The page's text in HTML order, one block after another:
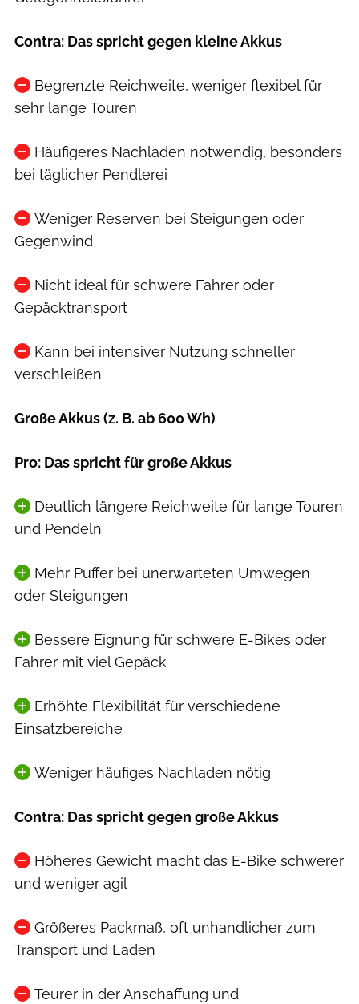
Contra: Das spricht gegen kleine Akkus
Begrenzte Reichweite, weniger flexibel für
sehr lange Touren
Häufigeres Nachladen notwendig, besonders
bei täglicher Pendlerei
Weniger Reserven bei Steigungen oder
Gegenwind
Nicht ideal für schwere Fahrer oder
Gepäcktransport
Kann bei intensiver Nutzung schneller
verschleißen
Große Akkus (z. B. ab 600 Wh)
Pro: Das spricht für große Akkus
Deutlich längere Reichweite für lange Touren
und Pendeln
Mehr Puffer bei unerwarteten Umwegen
oder Steigungen
Bessere Eignung für schwere E-Bikes oder
Fahrer mit viel Gepäck
Erhöhte Flexibilität für verschiedene
Einsatzbereiche
Weniger häufiges Nachladen nötig
Contra: Das spricht gegen große Akkus
Höheres Gewicht macht das E-Bike schwerer
und weniger agil
Größeres Packmaß, oft unhandlicher zum
Transport und Laden
Teurer in der Anschaffung und